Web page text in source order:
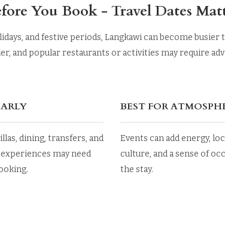
You Book - Travel Dates
and festive periods, Langkawi can become busier
and popular restaurants or activities may require
dining, transfers, and
may need
BEST FOR
Events can add energy,
culture, and a sense of
the stay.